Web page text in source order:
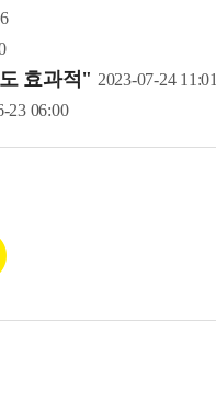
효과적" 2023-07-24 11:01
23 06:00